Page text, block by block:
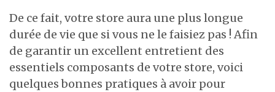
De ce fait, votre store aura une plus longue
durée de vie que si vous ne le faisiez pas ! Afin
de garantir un excellent entretient des
essentiels composants de votre store, voici
quelques bonnes pratiques à avoir pour